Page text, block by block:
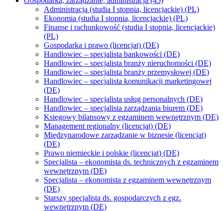
Administracja (studia I stopnia, licencjackie) (PL)
Ekonomia (studia I stopnia, licencjackie) (PL)
Finanse i rachunkowość (studia I stopnia, licencjackie)
(PL)
Gospodarka i prawo (licencjat) (DE)
Handlowiec – specjalista bankowości (DE)
Handlowiec – specjalista branży nieruchomości (DE)
Handlowiec – specjalista branży przemysłowej (DE)
Handlowiec – specjalista komunikacji marketingowej
(DE)
Handlowiec – specjalista usług personalnych (DE)
Handlowiec – specjalista zarządzania biurem (DE)
Księgowy bilansowy z egzaminem wewnętrznym (DE)
Management regionalny (licencjat) (DE)
Międzynarodowe zarządzanie w biznesie (licencjat)
(DE)
Prawo niemieckie i polskie (licencjat) (DE)
Specjalista – ekonomista ds. technicznych z egzaminem
wewnętrznym (DE)
Specjalista – ekonomista z egzaminem wewnętrznym
(DE)
Starszy specjalista ds. gospodarczych z egz.
wewnętrznym (DE)